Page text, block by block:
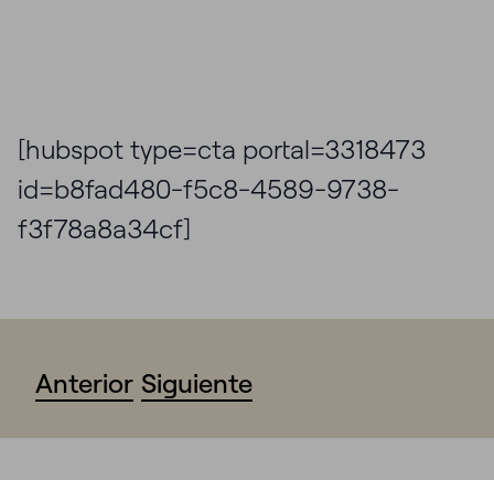
[hubspot type=cta portal=3318473
id=b8fad480-f5c8-4589-9738-
f3f78a8a34cf]
Anterior Siguiente